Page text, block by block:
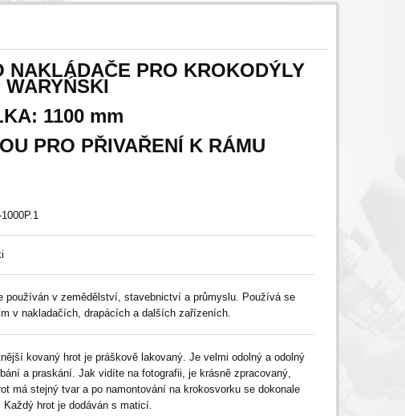
NAKLÁDAČE PRO KROKODÝLY
WARYŃSKI
1100 mm
PRO PŘIVAŘENÍ K RÁMU
používán v zemědělství, stavebnictví a průmyslu. Používá se
v nakladačích, drapácích a dalších zařízeních.
kovaný hrot je práškově lakovaný. Je velmi odolný a odolný
a praskání. Jak vidíte na fotografii, je krásně zpracovaný,
má stejný tvar a po namontování na krokosvorku se dokonale
Každý hrot je dodáván s maticí.